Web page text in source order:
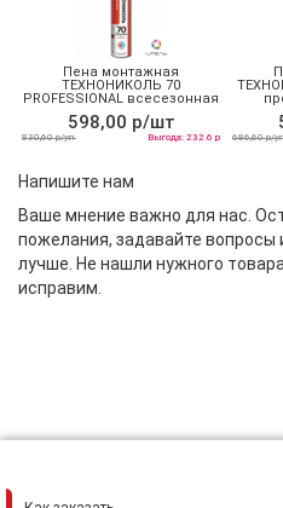
Пена монтажная
ТЕХНОНИКОЛЬ 70
PROFESSIONAL всесезонная
598,00 р/шт
830,60 р/уп Выгода: 232.6 р 686,60 р/уп
Напишите нам
Ваше мнение важно для нас.
пожелания, задавайте вопросы
лучше. Не нашли нужного
исправим.